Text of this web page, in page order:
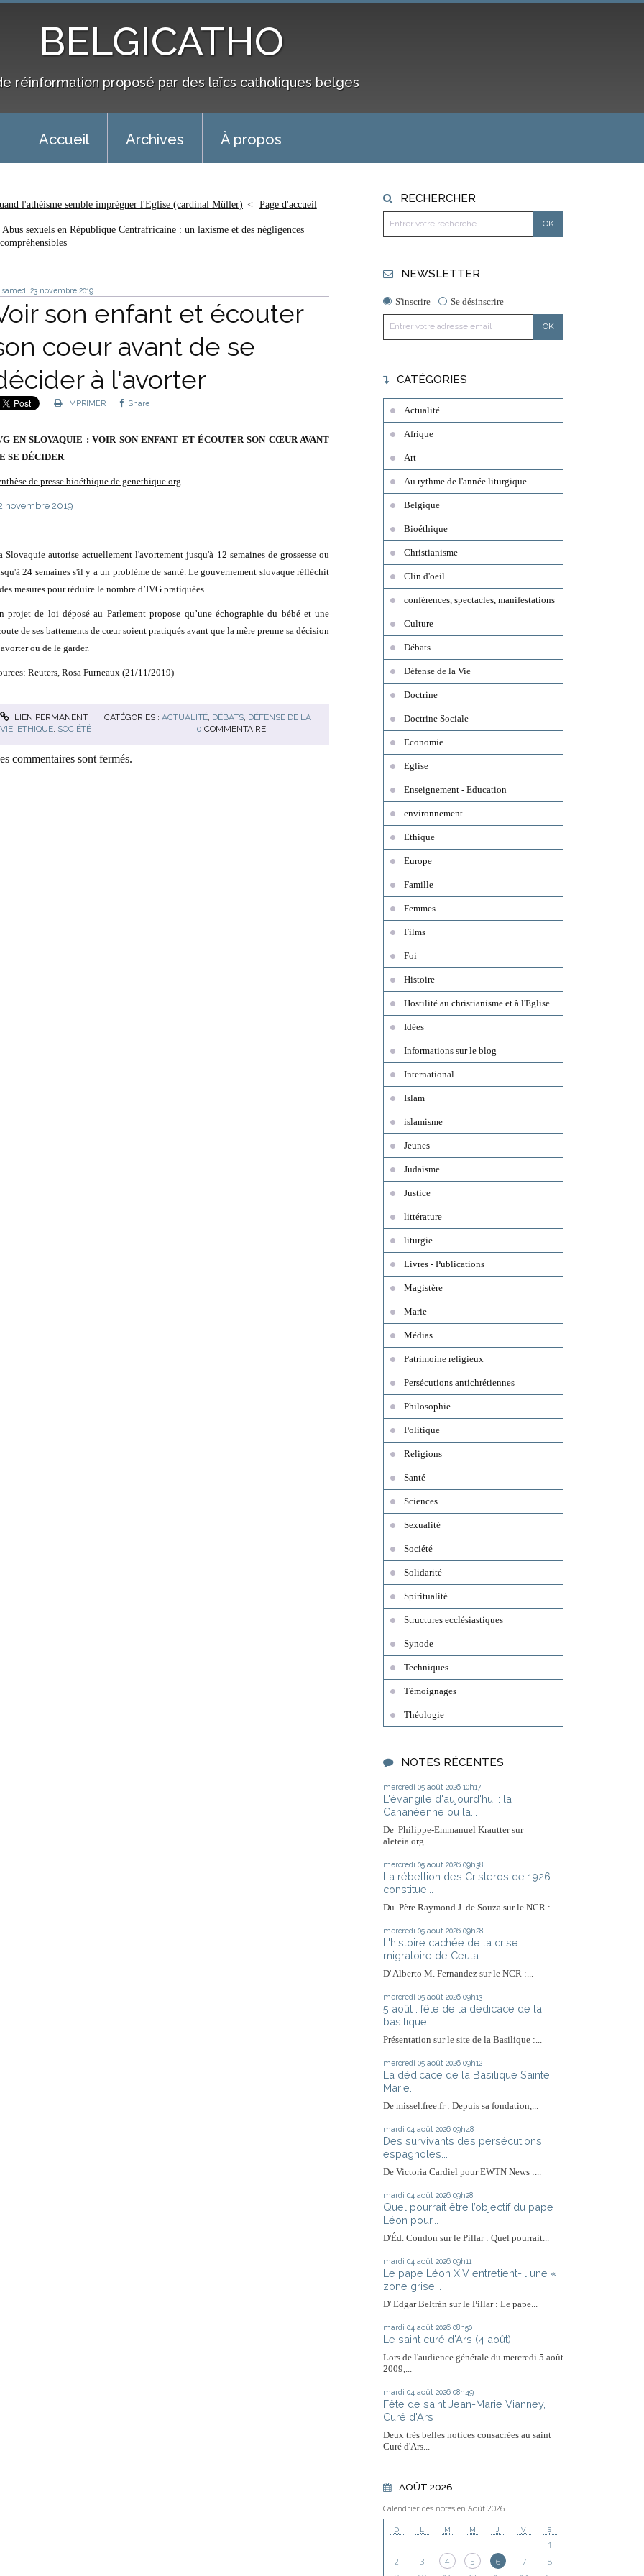
BELGICATHO
réinformation proposé par des laïcs catholiques belges
Accueil Archives À propos
l'athéisme semble imprégner l'Eglise (cardinal Müller) Page d'accueil
Abus sexuels en République Centrafricaine : un laxisme et des négligences
samedi 23 novembre 2019
son enfant et écouter
coeur avant de se
à l'avorter
IMPRIMER Share
EN SLOVAQUIE : VOIR SON ENFANT ET ÉCOUTER SON CŒUR AVANT
SE DÉCIDER
de presse bioéthique de genethique.org
novembre 2019
Slovaquie autorise actuellement l'avortement jusqu'à 12 semaines de grossesse ou
24 semaines s'il y a un problème de santé. Le gouvernement slovaque réfléchit
mesures pour réduire le nombre d’IVG pratiquées.
projet de loi déposé au Parlement propose qu’une échographie du bébé et une
de ses battements de cœur soient pratiqués avant que la mère prenne sa décision
ou de le garder.
Reuters, Rosa Furneaux (21/11/2019)
LIEN PERMANENT CATÉGORIES :ACTUALITÉ DÉBATS DÉFENSE DE LA
VIE, ETHIQUE, SOCIÉTÉ 0 COMMENTAIRE
commentaires sont fermés.
RECHERCHER
NEWSLETTER
S'inscrire Se désinscrire
CATÉGORIES
Actualité
Afrique
Art
Au rythme de l'année liturgique
Belgique
Bioéthique
Christianisme
Clin d'oeil
conférences, spectacles, manifestations
Culture
Débats
Défense de la Vie
Doctrine
Doctrine Sociale
Economie
Eglise
Enseignement - Education
environnement
Ethique
Europe
Famille
Femmes
Films
Foi
Histoire
Hostilité au christianisme et à l'Eglise
Idées
Informations sur le blog
International
Islam
islamisme
Jeunes
Judaïsme
Justice
littérature
liturgie
Livres - Publications
Magistère
Marie
Médias
Patrimoine religieux
Persécutions antichrétiennes
Philosophie
Politique
Religions
Santé
Sciences
Sexualité
Société
Solidarité
Spiritualité
Structures ecclésiastiques
Synode
Techniques
Témoignages
Théologie
NOTES RÉCENTES
mercredi 05 août 2026 10h17
L'évangile d'aujourd'hui : la
Cananéenne ou la...
De Philippe-Emmanuel Krautter sur
aleteia.org...
mercredi 05 août 2026 09h38
La rébellion des Cristeros de 1926
constitue...
Du Père Raymond J. de Souza sur le NCR :...
mercredi 05 août 2026 09h28
L'histoire cachée de la crise
migratoire de Ceuta
D' Alberto M. Fernandez sur le NCR :...
mercredi 05 août 2026 09h13
5 août : fête de la dédicace de la
basilique...
Présentation sur le site de la Basilique :...
mercredi 05 août 2026 09h12
La dédicace de la Basilique Sainte
Marie...
De missel.free.fr : Depuis sa fondation,...
mardi 04 août 2026 09h48
Des survivants des persécutions
espagnoles...
De Victoria Cardiel pour EWTN News :...
mardi 04 août 2026 09h28
Quel pourrait être l’objectif du pape
Léon pour...
D'Éd. Condon sur le Pillar : Quel pourrait...
mardi 04 août 2026 09h11
Le pape Léon XIV entretient-il une «
zone grise...
D' Edgar Beltrán sur le Pillar : Le pape...
mardi 04 août 2026 08h50
Le saint curé d'Ars (4 août)
Lors de l'audience générale du mercredi 5 août
2009,...
mardi 04 août 2026 08h49
Fête de saint Jean-Marie Vianney,
Curé d'Ars
Deux très belles notices consacrées au saint
Curé d'Ars...
AOÛT 2026
Calendrier des notes en Août 2026
D L M M J V S
1
2
3 4 5 6 7
8